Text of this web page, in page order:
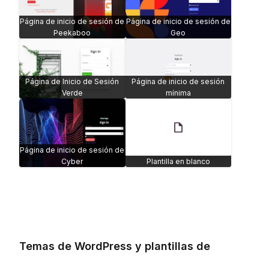
Página de inicio de sesión de
Peekaboo
Página de inicio de sesión de
Geo
Página de Inicio de Sesión
Verde
Página de inicio de sesión
mínima
Página de inicio de sesión de
Cyber
Plantilla en blanco
Temas de WordPress y plantillas de